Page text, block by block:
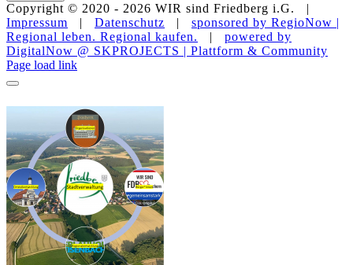
Copyright © 2020 - 2026 WIR sind Friedberg i.G. |
Impressum | Datenschutz | sponsored by RegioNow |
Regional leben. Regional kaufen.
| powered by
DigitalNow @ SKPROJECTS | Plattform & Community
E-
Mail
WhatsApp
Facebook
Instagram
YouTube
Page load link